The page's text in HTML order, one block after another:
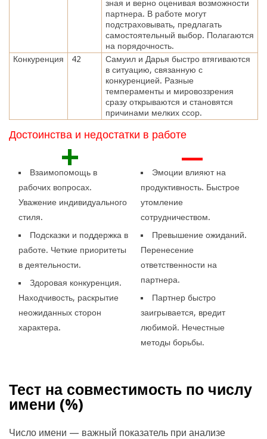
зная и верно оценивая возможности
партнера. В работе могут
подстраховывать, предлагать
самостоятельный выбор. Полагаются
на порядочность.
Конкуренция
42
Самуил и Дарья быстро втягиваются
в ситуацию, связанную с
конкуренцией. Разные
темпераменты и мировоззрения
сразу открываются и становятся
причинами мелких ссор.
Достоинства и недостатки в работе
+
Взаимопомощь в
рабочих вопросах.
Уважение индивидуального
стиля.
Подсказки и поддержка в
работе. Четкие приоритеты
в деятельности.
Здоровая конкуренция.
Находчивость, раскрытие
неожиданных сторон
характера.
—
Эмоции влияют на
продуктивность. Быстрое
утомление
сотрудничеством.
Превышение ожиданий.
Перенесение
ответственности на
партнера.
Партнер быстро
заигрывается, вредит
любимой. Нечестные
методы борьбы.
Тест на совместимость по числу
имени (%)
Число имени — важный показатель при анализе